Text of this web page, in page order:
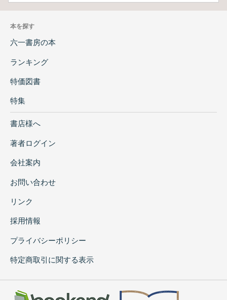
本を探す
六一書房の本
ランキング
特価図書
特集
書店様へ
著者ログイン
会社案内
お問い合わせ
リンク
採用情報
プライバシーポリシー
特定商取引に関する表示